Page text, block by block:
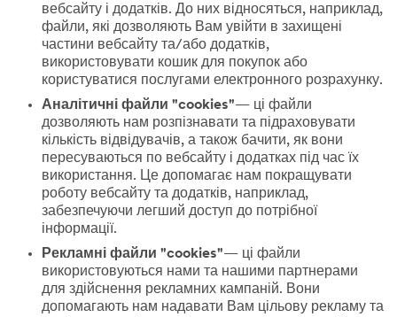
вебсайту і додатків. До них відносяться, наприклад,
файли, які дозволяють Вам увійти в захищені
частини вебсайту та/або додатків,
використовувати кошик для покупок або
користуватися послугами електронного розрахунку.
Аналітичні файли "cookies"— ці файли
дозволяють нам розпізнавати та підраховувати
кількість відвідувачів, а також бачити, як вони
пересуваються по вебсайту і додатках під час їх
використання. Це допомагає нам покращувати
роботу вебсайту та додатків, наприклад,
забезпечуючи легший доступ до потрібної
інформації.
Рекламні файли "cookies"— ці файли
використовуються нами та нашими партнерами
для здійснення рекламних кампаній. Вони
допомагають нам надавати Вам цільову рекламу та